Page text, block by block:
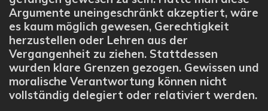
Argumente uneingeschränkt akzeptiert, wäre
es kaum möglich gewesen, Gerechtigkeit
herzustellen oder Lehren aus der
Vergangenheit zu ziehen. Stattdessen
wurden klare Grenzen gezogen. Gewissen und
moralische Verantwortung können nicht
vollständig delegiert oder relativiert werden.